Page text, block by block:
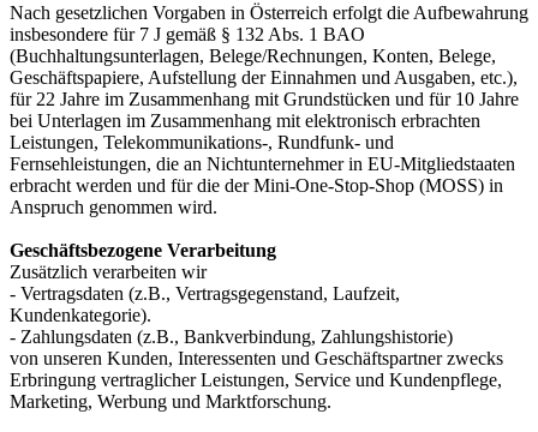
Nach gesetzlichen Vorgaben in Österreich erfolgt die Aufbewahrung
insbesondere für 7 J gemäß § 132 Abs. 1 BAO
(Buchhaltungsunterlagen, Belege/Rechnungen, Konten, Belege,
Geschäftspapiere, Aufstellung der Einnahmen und Ausgaben, etc.),
für 22 Jahre im Zusammenhang mit Grundstücken und für 10 Jahre
bei Unterlagen im Zusammenhang mit elektronisch erbrachten
Leistungen, Telekommunikations-, Rundfunk- und
Fernsehleistungen, die an Nichtunternehmer in EU-Mitgliedstaaten
erbracht werden und für die der Mini-One-Stop-Shop (MOSS) in
Anspruch genommen wird.
Geschäftsbezogene Verarbeitung
Zusätzlich verarbeiten wir
- Vertragsdaten (z.B., Vertragsgegenstand, Laufzeit,
Kundenkategorie).
- Zahlungsdaten (z.B., Bankverbindung, Zahlungshistorie)
von unseren Kunden, Interessenten und Geschäftspartner zwecks
Erbringung vertraglicher Leistungen, Service und Kundenpflege,
Marketing, Werbung und Marktforschung.